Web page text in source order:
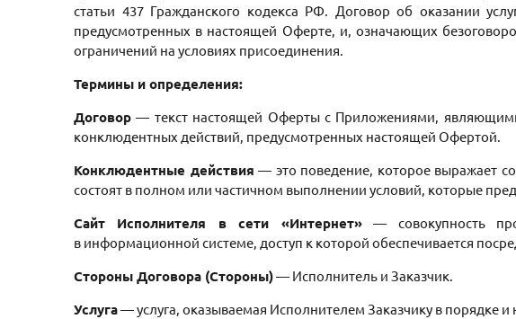
статьи 437 Гражданского кодекса РФ. Договор об оказании
предусмотренных в настоящей Оферте, и, означающих
ограничений на условиях присоединения.
Термины и определения:
Договор — текст настоящей Оферты с Приложениями,
конклюдентных действий, предусмотренных настоящей Офертой.
Конклюдентные действия — это поведение, которое выражает
состоят в полном или частичном выполнении условий, которые
Сайт Исполнителя в сети «Интернет»— совокупность
в информационной системе, доступ к которой обеспечивается
Стороны Договора (Стороны)— Исполнитель и Заказчик.
Услуга— услуга, оказываемая Исполнителем Заказчику в порядке